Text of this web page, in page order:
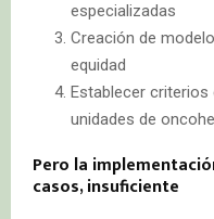
especializadas
Creación de
equidad
Establecer criterios
unidades de
Pero la
casos, insuficiente